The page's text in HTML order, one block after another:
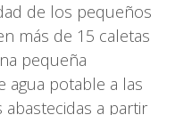
de los pequeños
más de 15 caletas
pequeña
agua potable a las
abastecidas a partir